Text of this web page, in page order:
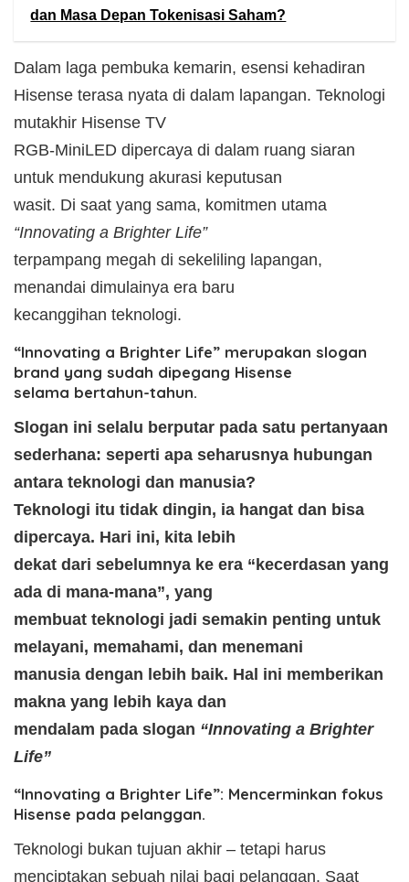
dan Masa Depan Tokenisasi Saham?
​Dalam laga pembuka kemarin, esensi kehadiran
Hisense terasa nyata di dalam lapangan. Teknologi
mutakhir Hisense TV
RGB-MiniLED dipercaya di dalam ruang siaran
untuk mendukung akurasi keputusan
wasit. Di saat yang sama, komitmen utama
“Innovating a Brighter Life”
terpampang megah di sekeliling lapangan,
menandai dimulainya era baru
kecanggihan teknologi.
“Innovating a Brighter Life” merupakan slogan
brand yang sudah dipegang Hisense
selama bertahun-tahun.
Slogan ini selalu berputar pada satu pertanyaan
sederhana: seperti apa seharusnya hubungan
antara teknologi dan manusia?
Teknologi itu tidak dingin, ia hangat dan bisa
dipercaya. Hari ini, kita lebih
dekat dari sebelumnya ke era “kecerdasan yang
ada di mana-mana”, yang
membuat teknologi jadi semakin penting untuk
melayani, memahami, dan menemani
manusia dengan lebih baik. Hal ini memberikan
makna yang lebih kaya dan
mendalam pada slogan “Innovating a Brighter
Life”
“Innovating a Brighter Life”: Mencerminkan fokus
Hisense pada pelanggan.
Teknologi bukan tujuan akhir – tetapi harus
menciptakan sebuah nilai bagi pelanggan. Saat